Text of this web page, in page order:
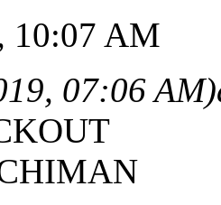
10:07 AM
07:06 AM)